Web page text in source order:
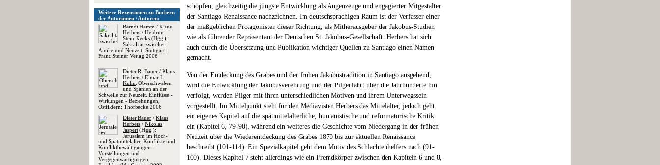
Weitere Rezensionen zu Büchern
der Autorinnen / Autoren:
Berndt Hamm / Klaus
Herbers / Heidrun
Stein-Kecks (Hgg.):
Sakralität zwischen
Antike und Neuzeit, Stuttgart:
Franz Steiner Verlag 2006
Dieter R. Bauer / Klaus
Herbers / Elmar L.
Kuhn: Oberschwaben
und Spanien an der
Schwelle zur Neuzeit. Einflüsse -
Wirkungen - Beziehungen,
Ostfildern: Thorbecke 2006
Dieter Bauer / Klaus
Herbers / Nikolas
Jaspert (Hgg.):
Jerusalem im Hoch-
und Spätmittelalter. Konflikte und
Konfliktbewältigungen -
Vorstellungen und
Vergegenwärtigungen,
schöpfen, gleichzeitig die jüngste Entwicklung als Augenzeuge und engagierter Mitgestalter
der Santiago-Renaissance nachzeichnen. Im deutschsprachigen Raum ist der Verfasser einer
der maßgeblichen Protagonisten dieser Richtung, als Mitherausgeber der Jakobus-Studien
wie als führender Repräsentant der Deutschen St. Jakobus-Gesellschaft. Herbers hat sich
auch durch die Übersetzung und Publikation wichtiger Quellen zu Santiago einen Namen
gemacht.
Von der Entdeckung des Grabes und der frühen Jakobustradition in Santiago ausgehend,
wird die Entwicklung der Jakobusverehrung und der Pilgerfahrt über die Jahrhunderte hin
verfolgt, werden Pilger mit ihren unterschiedlichen Motiven und ihrem Unterwegssein
vorgestellt. Im Mittelpunkt steht für den Mediävisten Herbers das Mittelalter, jedoch geht
ein eigenes Kapitel auf die spätmittelalterliche, humanistische und reformatorische Kritik
ein (Kapitel 6, 79-90), während ein weiteres die Geschichte vom Niedergang in der frühen
Neuzeit über die Wiederentdeckung des Grabes 1879 bis zur aktuellen Renaissance
beschreibt (101-114). Ein Spezialkapitel geht dem Motiv des Schlachtenhelfers nach (91-
100). Dieses Kapitel 7 steht allerdings wie ein Fremdkörper zwischen den Kapiteln 6 und 8,